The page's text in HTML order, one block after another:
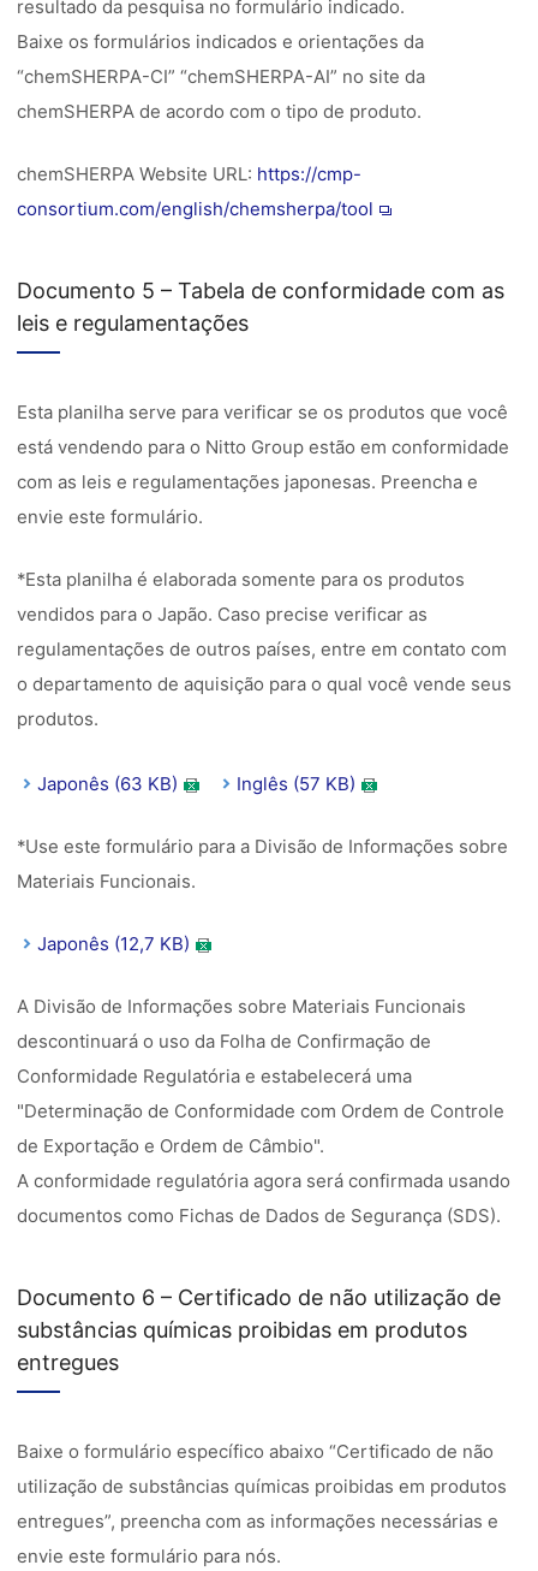
resultado da pesquisa no formulário indicado.
Baixe os formulários indicados e orientações da
“chemSHERPA-CI” “chemSHERPA-AI” no site da
chemSHERPA de acordo com o tipo de produto.
chemSHERPA Website URL: https://cmp-
consortium.com/english/chemsherpa/tool
Documento 5 – Tabela de conformidade com as
leis e regulamentações
Esta planilha serve para verificar se os produtos que você
está vendendo para o Nitto Group estão em conformidade
com as leis e regulamentações japonesas. Preencha e
envie este formulário.
*Esta planilha é elaborada somente para os produtos
vendidos para o Japão. Caso precise verificar as
regulamentações de outros países, entre em contato com
o departamento de aquisição para o qual você vende seus
produtos.
Japonês (63 KB) Inglês (57 KB)
*Use este formulário para a Divisão de Informações sobre
Materiais Funcionais.
Japonês (12,7 KB)
A Divisão de Informações sobre Materiais Funcionais
descontinuará o uso da Folha de Confirmação de
Conformidade Regulatória e estabelecerá uma
"Determinação de Conformidade com Ordem de Controle
de Exportação e Ordem de Câmbio".
A conformidade regulatória agora será confirmada usando
documentos como Fichas de Dados de Segurança (SDS).
Documento 6 – Certificado de não utilização de
substâncias químicas proibidas em produtos
entregues
Baixe o formulário específico abaixo “Certificado de não
utilização de substâncias químicas proibidas em produtos
entregues”, preencha com as informações necessárias e
envie este formulário para nós.